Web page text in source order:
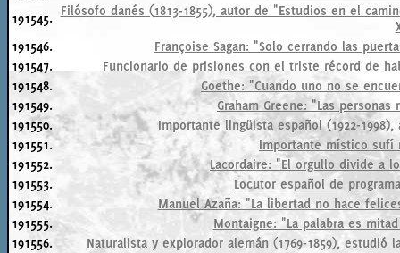
191545. Filósofo danés (1813-1855), autor de "Estudios en el
191546.
Françoise Sagan: "Solo cerrando las
191547.
Funcionario de prisiones con el triste récord de
191548.
Goethe: "Cuando uno no se
191549.
Graham Greene: "Las
191550.
Importante lingüista español (1922-
191551.
Importante místico sufí
191552.
Lacordaire: "El orgullo divide a
191553.
Locutor español de
191554.
Manuel Azaña: "La libertad no hace
191555.
Montaigne: "La palabra es
191556.
Naturalista y explorador alemán (1769-1859),